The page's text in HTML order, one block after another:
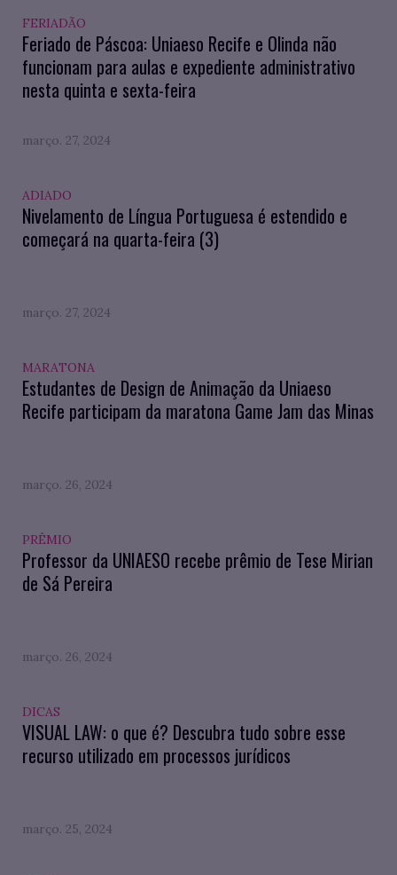
FERIADÃO
Feriado de Páscoa: Uniaeso Recife e Olinda não
funcionam para aulas e expediente administrativo
nesta quinta e sexta-feira
março. 27, 2024
ADIADO
Nivelamento de Língua Portuguesa é estendido e
começará na quarta-feira (3)
março. 27, 2024
MARATONA
Estudantes de Design de Animação da Uniaeso
Recife participam da maratona Game Jam das Minas
março. 26, 2024
PRÊMIO
Professor da UNIAESO recebe prêmio de Tese Mirian
de Sá Pereira
março. 26, 2024
DICAS
VISUAL LAW: o que é? Descubra tudo sobre esse
recurso utilizado em processos jurídicos
março. 25, 2024